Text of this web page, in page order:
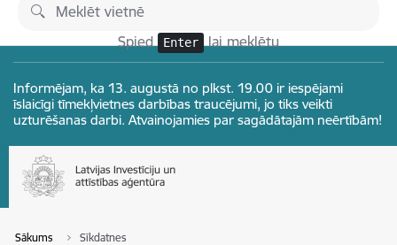
Pāriet uz lapas saturu
Spied Enter lai meklētu
Informējam, ka 13. augustā no plkst. 19.00 ir iespējami
īslaicīgi tīmekļvietnes darbības traucējumi, jo tiks veikti
uzturēšanas darbi. Atvainojamies par sagādātajām neērtībām!
Sākums Sīkdatnes